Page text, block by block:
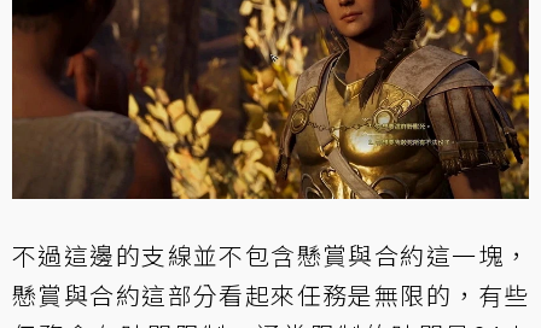
不過這邊的支線並不包含懸賞與合約這一塊，
懸賞與合約這部分看起來任務是無限的，有些